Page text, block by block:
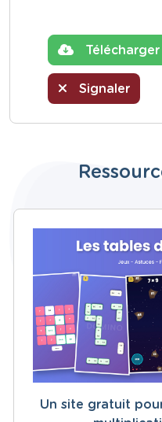
Télécharger
Signaler
Un site gratuit